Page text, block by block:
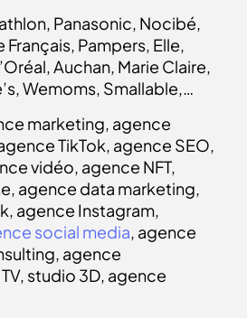
Panasonic, Nocibé,
Français, Pampers, Elle,
Auchan, Marie Claire,
Wemoms, Smallable,…
marketing, agence
TikTok, agence SEO,
vidéo, agence NFT,
agence data marketing,
agence Instagram,
social media, agence
agence
studio 3D, agence